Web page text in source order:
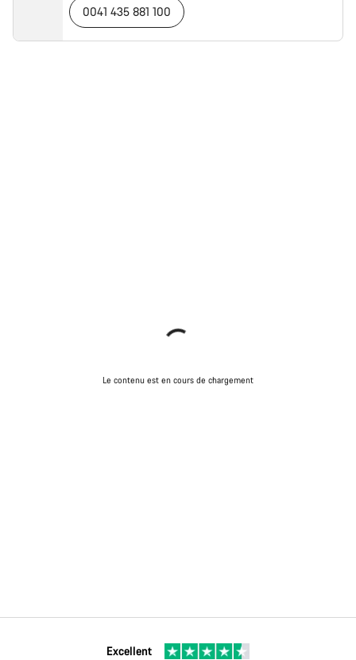
0041 435 881 100
Le contenu est en cours de chargement
Excellent